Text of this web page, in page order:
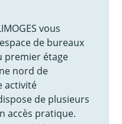
vous
de bureaux
premier étage
nord de
activité
de plusieurs
accès pratique.